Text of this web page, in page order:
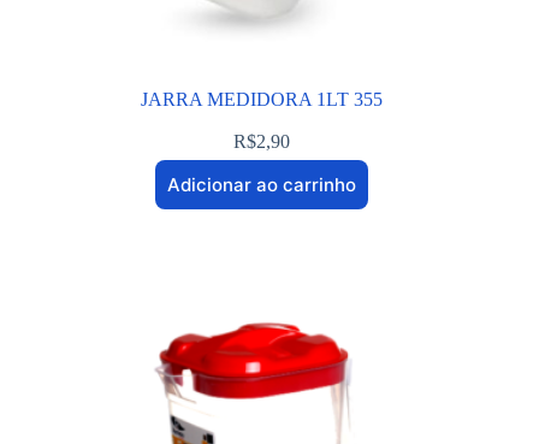
JARRA MEDIDORA 1LT 355
R$2,90
Adicionar ao carrinho